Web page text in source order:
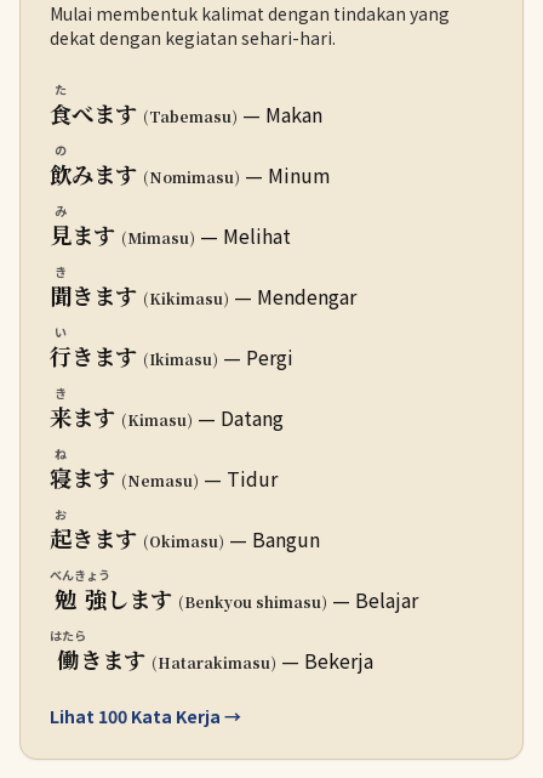
Mulai membentuk kalimat dengan tindakan yang
dekat dengan kegiatan sehari-hari.
食
た
べます (Tabemasu) — Makan
飲
の
みます (Nomimasu) — Minum
見
み
ます (Mimasu) — Melihat
聞
き
きます (Kikimasu) — Mendengar
行
い
きます (Ikimasu) — Pergi
来
き
ます (Kimasu) — Datang
寝
ね
ます (Nemasu) — Tidur
起
お
きます (Okimasu) — Bangun
勉強
べんきょう
します (Benkyou shimasu) — Belajar
働
はたら
きます (Hatarakimasu) — Bekerja
Lihat 100 Kata Kerja →